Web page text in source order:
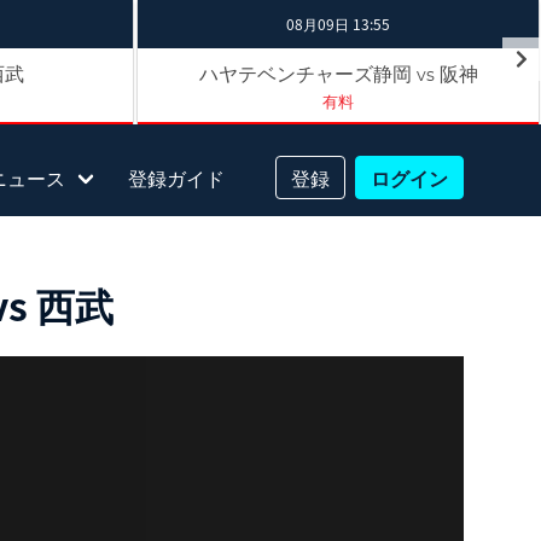
08月09日 13:55
ハヤテベンチャーズ静岡 vs 阪神
有料
ュース 登録ガイド 登録 ログイン
西武